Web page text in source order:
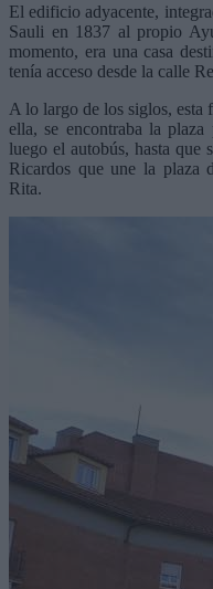
El edificio adyacente,
Sauli en 1837 al propio
momento, era una casa
tenía acceso desde la calle
A lo largo de los siglos, esta
ella, se encontraba la
luego el autobús, hasta que
Ricardos que une la plaza
Rita.